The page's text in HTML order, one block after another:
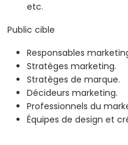
etc.
Public cible
Responsables
Stratèges marketing.
Stratèges de marque.
Décideurs marketing.
Professionnels du
Équipes de design et